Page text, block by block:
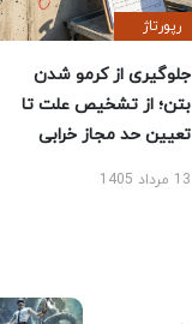
رپورتاژ
جلوگیری از کرمو شدن
بتن؛ از تشخیص علت تا
تعیین حد مجاز خرابی
13 مرداد 1405